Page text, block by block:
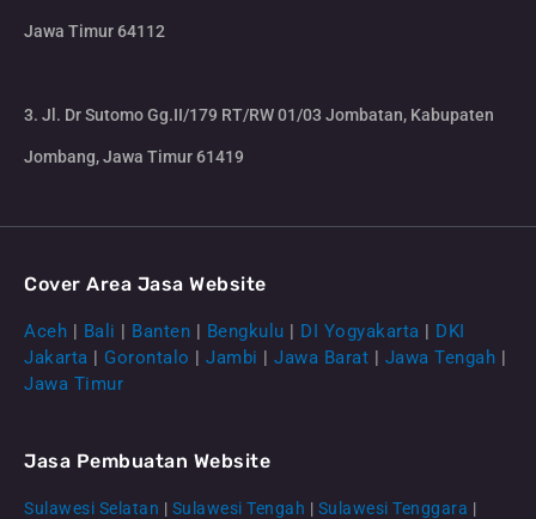
Jawa Timur 64112
3. Jl. Dr Sutomo Gg.II/179 RT/RW 01/03 Jombatan, Kabupaten
Jombang, Jawa Timur 61419
Cover Area Jasa Website
Aceh | Bali | Banten | Bengkulu | DI Yogyakarta | DKI
Jakarta | Gorontalo | Jambi | Jawa Barat | Jawa Tengah |
Jawa Timur
Jasa Pembuatan Website
Sulawesi Selatan | Sulawesi Tengah | Sulawesi Tenggara |